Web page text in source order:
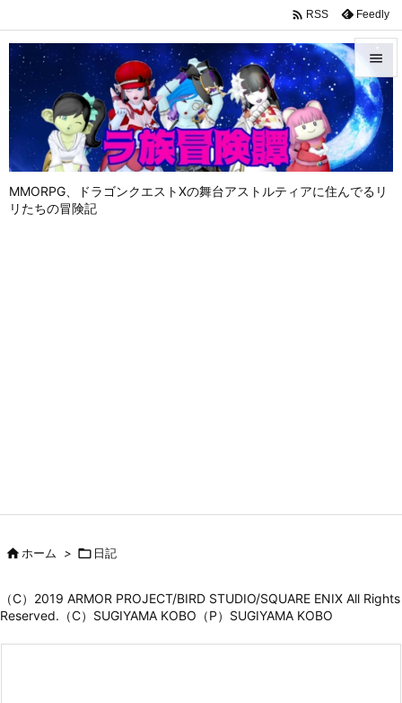
MMORPG、ドラゴンクエストⅩの舞台アストルティアに住んでるリ
リたちの冒険記


メニュ

サイド

 RSS Feedly
ホーム >  日記
（C）2019 ARMOR PROJECT/BIRD STUDIO/SQUARE ENIX All Rights
Reserved.（C）SUGIYAMA KOBO（P）SUGIYAMA KOBO